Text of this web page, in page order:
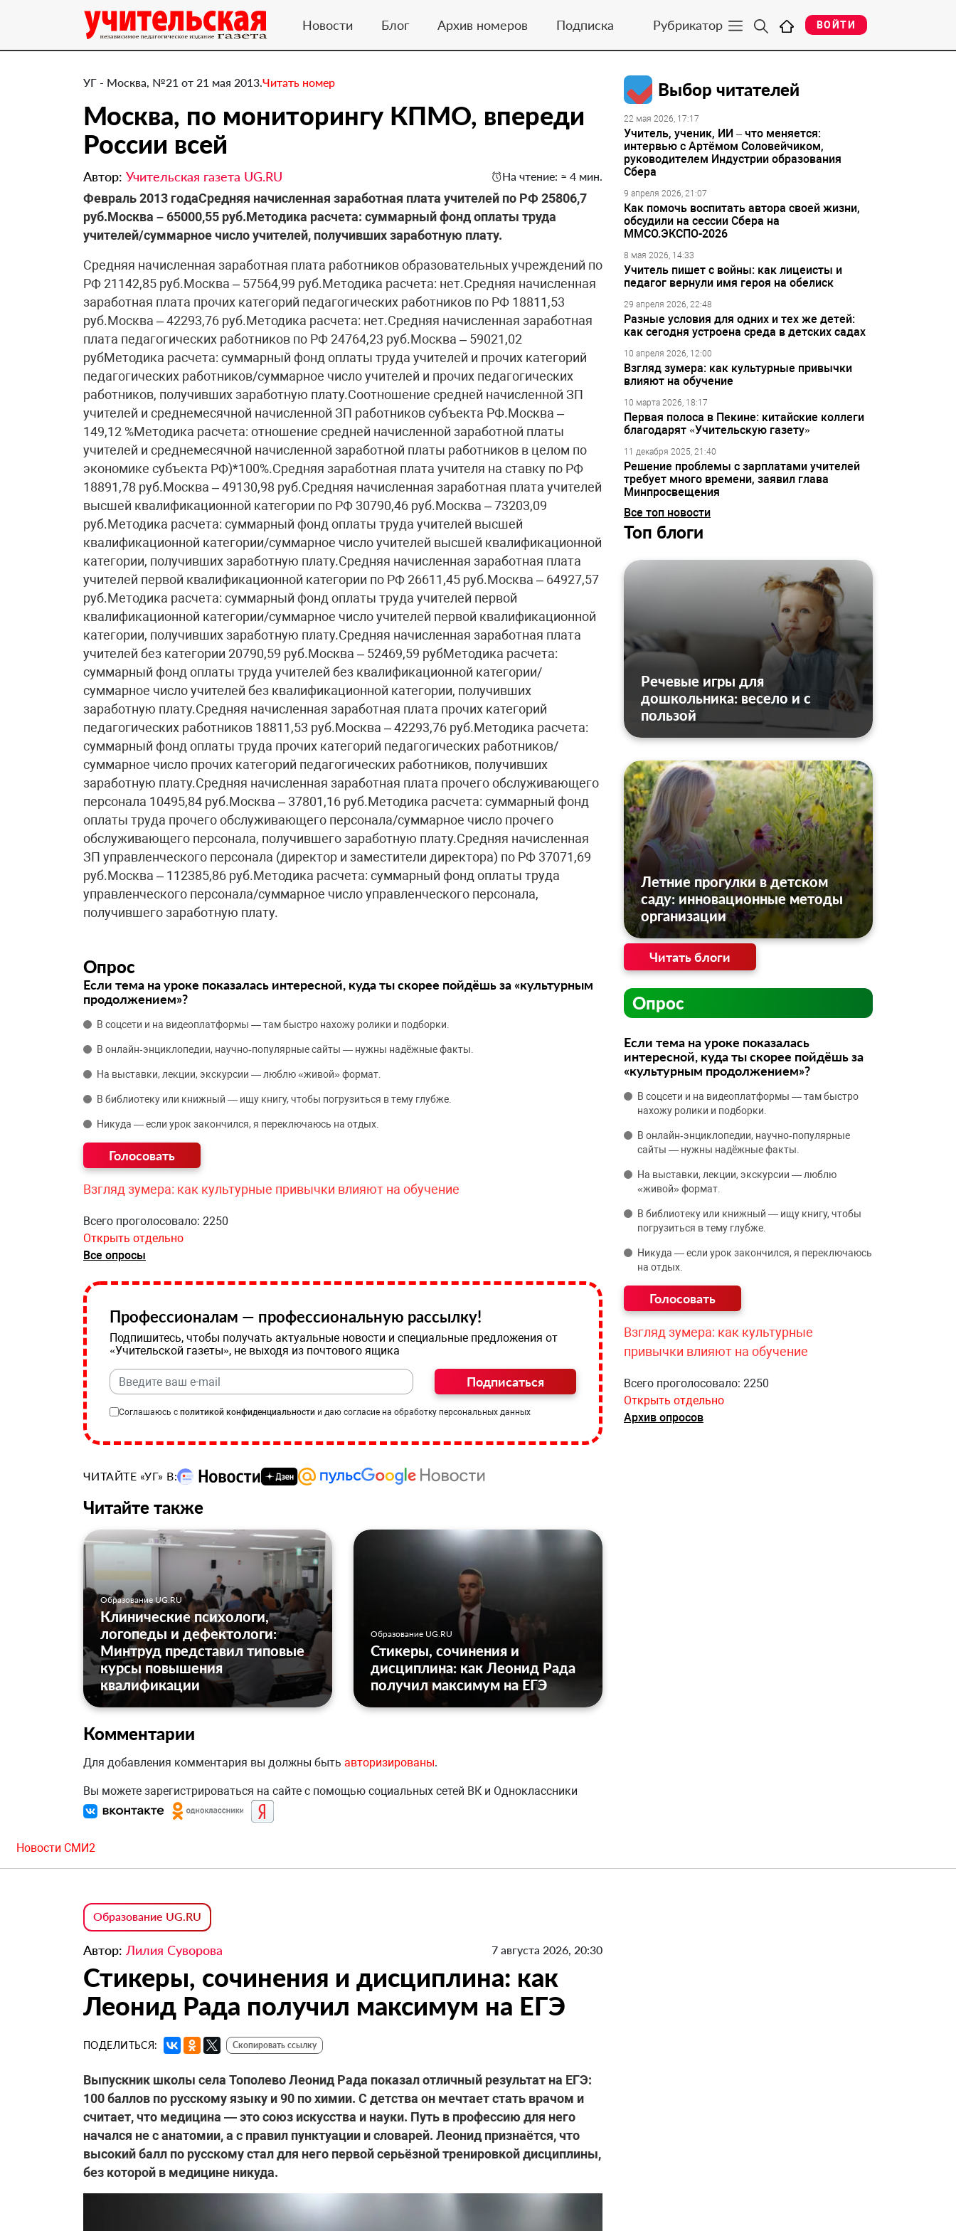
Новости Блог Архив номеров Подписка Рубрикатор ВОЙТИ
УГ - Москва, №21 от 21 мая 2013.Читать номер
Москва, по мониторингу КПМО, впереди
России всей
Автор: Учительская газета UG.RU На чтение: ≈ 4 мин.
​Февраль 2013 годаСредняя начисленная заработная плата учителей по РФ 25806,7
руб.Москва – 65000,55 руб.Методика расчета: суммарный фонд оплаты труда
учителей/суммарное число учителей, получивших заработную плату.
Средняя начисленная заработная плата работников образовательных учреждений по
РФ 21142,85 руб.Москва – 57564,99 руб.Методика расчета: нет.Средняя начисленная
заработная плата прочих категорий педагогических работников по РФ 18811,53
руб.Москва – 42293,76 руб.Методика расчета: нет.Средняя начисленная заработная
плата педагогических работников по РФ 24764,23 руб.Москва – 59021,02
рубМетодика расчета: суммарный фонд оплаты труда учителей и прочих категорий
педагогических работников/суммарное число учителей и прочих педагогических
работников, получивших заработную плату.Cоотношение средней начисленной ЗП
учителей и среднемесячной начисленной ЗП работников субъекта РФ.Москва –
149,12 %Методика расчета: отношение средней начисленной заработной платы
учителей и среднемесячной начисленной заработной платы работников в целом по
экономике субъекта РФ)*100%.Средняя заработная плата учителя на ставку по РФ
18891,78 руб.Москва – 49130,98 руб.Средняя начисленная заработная плата учителей
высшей квалификационной категории по РФ 30790,46 руб.Москва – 73203,09
руб.Методика расчета: суммарный фонд оплаты труда учителей высшей
квалификационной категории/суммарное число учителей высшей квалификационной
категории, получивших заработную плату.Средняя начисленная заработная плата
учителей первой квалификационной категории по РФ 26611,45 руб.Москва – 64927,57
руб.Методика расчета: суммарный фонд оплаты труда учителей первой
квалификационной категории/суммарное число учителей первой квалификационной
категории, получивших заработную плату.Средняя начисленная заработная плата
учителей без категории 20790,59 руб.Москва – 52469,59 рубМетодика расчета:
суммарный фонд оплаты труда учителей без квалификационной категории/
суммарное число учителей без квалификационной категории, получивших
заработную плату.Средняя начисленная заработная плата прочих категорий
педагогических работников 18811,53 руб.Москва – 42293,76 руб.Методика расчета:
суммарный фонд оплаты труда прочих категорий педагогических работников/
суммарное число прочих категорий педагогических работников, получивших
заработную плату.Средняя начисленная заработная плата прочего обслуживающего
персонала 10495,84 руб.Москва – 37801,16 руб.Методика расчета: суммарный фонд
оплаты труда прочего обслуживающего персонала/суммарное число прочего
обслуживающего персонала, получившего заработную плату.Средняя начисленная
ЗП управленческого персонала (директор и заместители директора) по РФ 37071,69
руб.Москва – 112385,86 руб.Методика расчета: суммарный фонд оплаты труда
управленческого персонала/суммарное число управленческого персонала,
получившего заработную плату.
Опрос
Если тема на уроке показалась интересной, куда ты скорее пойдёшь за «культурным
продолжением»?
В соцсети и на видеоплатформы — там быстро нахожу ролики и подборки.
В онлайн‑энциклопедии, научно‑популярные сайты — нужны надёжные факты.
На выставки, лекции, экскурсии — люблю «живой» формат.
В библиотеку или книжный — ищу книгу, чтобы погрузиться в тему глубже.
Никуда — если урок закончился, я переключаюсь на отдых.
Взгляд зумера: как культурные привычки влияют на обучение
Всего проголосовало: 2250
Открыть отдельно
Все опросы
Профессионалам — профессиональную рассылку!
Подпишитесь, чтобы получать актуальные новости и специальные предложения от
«Учительской газеты», не выходя из почтового ящика
Подписаться
Соглашаюсь с политикой конфиденциальности и даю согласие на обработку персональных данных
ЧИТАЙТЕ «УГ» В:
Читайте также
Образование UG.RU
Клинические психологи,
логопеды и дефектологи:
Минтруд представил типовые
курсы повышения
квалификации
Образование UG.RU
Стикеры, сочинения и
дисциплина: как Леонид Рада
получил максимум на ЕГЭ
Комментарии
Для добавления комментария вы должны быть авторизированы.
Вы можете зарегистрироваться на сайте с помощью социальных сетей ВК и Одноклассники
Выбор читателей
22 мая 2026, 17:17
Учитель, ученик, ИИ – что меняется:
интервью с Артёмом Соловейчиком,
руководителем Индустрии образования
Сбера
9 апреля 2026, 21:07
Как помочь воспитать автора своей жизни,
обсудили на сессии Сбера на
ММСО.ЭКСПО-2026
8 мая 2026, 14:33
Учитель пишет с войны: как лицеисты и
педагог вернули имя героя на обелиск
29 апреля 2026, 22:48
Разные условия для одних и тех же детей:
как сегодня устроена среда в детских садах
10 апреля 2026, 12:00
Взгляд зумера: как культурные привычки
влияют на обучение
10 марта 2026, 18:17
Первая полоса в Пекине: китайские коллеги
благодарят «Учительскую газету»
11 декабря 2025, 21:40
Решение проблемы с зарплатами учителей
требует много времени, заявил глава
Минпросвещения
Все топ новости
Топ блоги
Речевые игры для
дошкольника: весело и с
пользой
Летние прогулки в детском
саду: инновационные методы
организации
Читать блоги
Опрос
Если тема на уроке показалась
интересной, куда ты скорее пойдёшь за
«культурным продолжением»?
В соцсети и на видеоплатформы — там быстро
нахожу ролики и подборки.
В онлайн‑энциклопедии, научно‑популярные
сайты — нужны надёжные факты.
На выставки, лекции, экскурсии — люблю
«живой» формат.
В библиотеку или книжный — ищу книгу, чтобы
погрузиться в тему глубже.
Никуда — если урок закончился, я переключаюсь
на отдых.
Взгляд зумера: как культурные
привычки влияют на обучение
Всего проголосовало: 2250
Открыть отдельно
Архив опросов
Новости СМИ2
Образование UG.RU
Автор: Лилия Суворова 7 августа 2026, 20:30
Стикеры, сочинения и дисциплина: как
Леонид Рада получил максимум на ЕГЭ
ПОДЕЛИТЬСЯ: Скопировать ссылку
Выпускник школы села Тополево Леонид Рада показал отличный результат на ЕГЭ:
100 баллов по русскому языку и 90 по химии. С детства он мечтает стать врачом и
считает, что медицина — это союз искусства и науки. Путь в профессию для него
начался не с анатомии, а с правил пунктуации и словарей. Леонид признаётся, что
высокий балл по русскому стал для него первой серьёзной тренировкой дисциплины,
без которой в медицине никуда.